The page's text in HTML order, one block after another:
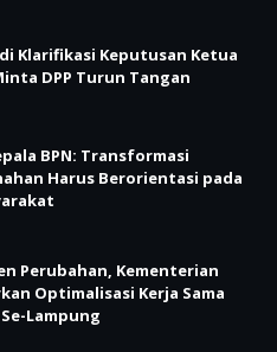
Klarifikasi Keputusan Ketua
DPP Turun Tangan
BPN: Transformasi
Harus Berorientasi pada
Perubahan, Kementerian
Optimalisasi Kerja Sama
Lampung